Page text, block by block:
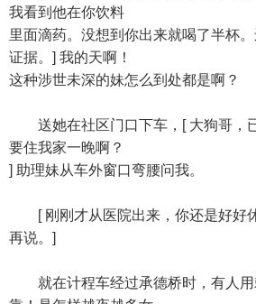
我看到他在你饮料
里面滴药。没想到你出来就喝了半杯
证据。] 我的天啊！
这种涉世未深的妹怎么到处都是啊？
送她在社区门口下车，[ 大狗哥，
要住我家一晚啊？
] 助理妹从车外窗口弯腰问我。
[ 刚刚才从医院出来，你还是好好
再说。]
就在计程车经过承德桥时，有人用